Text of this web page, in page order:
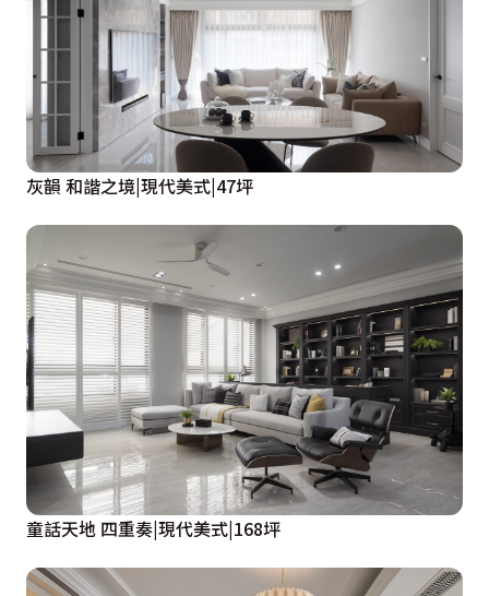
灰韻 和諧之境|現代美式|47坪
童話天地 四重奏|現代美式|168坪